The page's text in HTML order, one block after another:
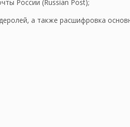
России (Russian Post);
а также расшифровка